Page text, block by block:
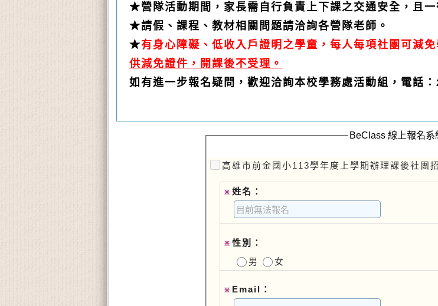
★營隊活動期間，家長需自行負責上下課之交通安全，且一
★請假、課程、教材相關問題請洽詢各營隊老師。
★有身心障礙、低收入戶證明之學童，每人每項社團可減免
供減免證件，開課後不受理。
如有進一步報名疑問，歡迎洽詢本校學務處活動組，電
BeClass 線上報名系
高雄市前金國小113學年度上學期辦理課後社團
※ 姓名：
※ 性別：
男
女
※ Email：